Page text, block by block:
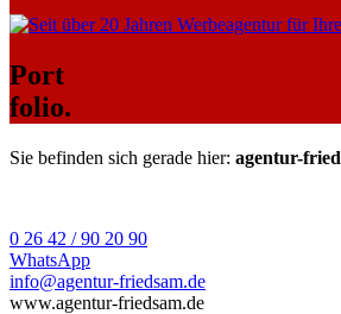
Port
folio.
Sie befinden sich gerade hier: agentur-
0 26 42 / 90 20 90
WhatsApp
info@agentur-friedsam.de
www.agentur-friedsam.de